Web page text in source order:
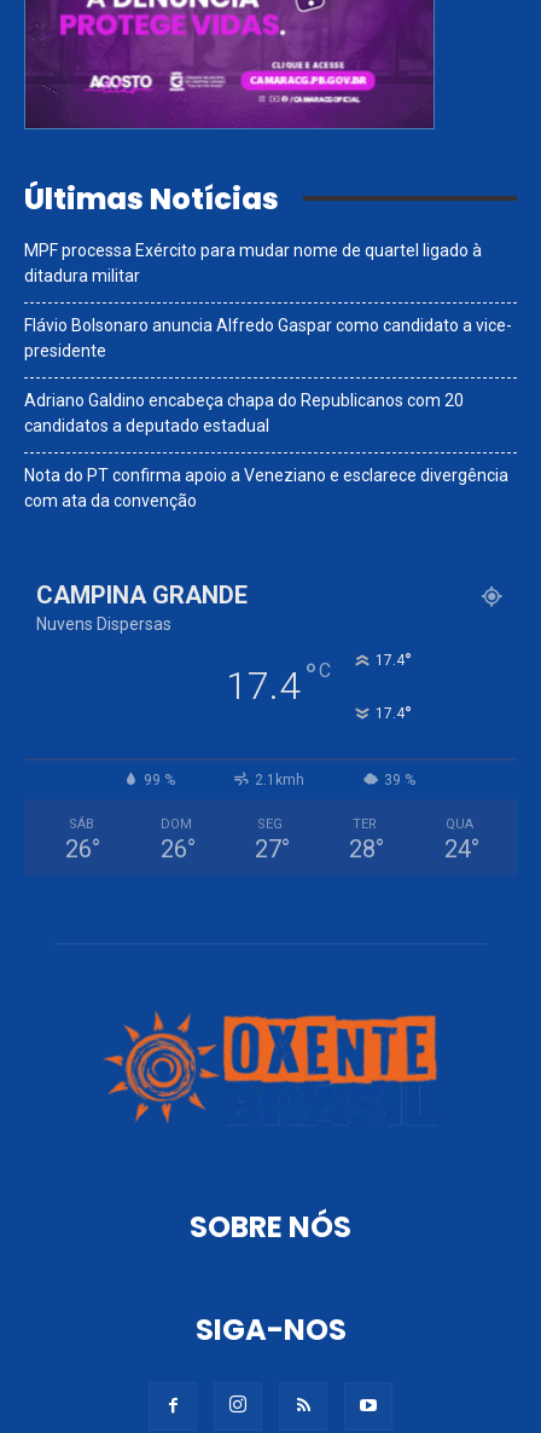
Últimas Notícias
MPF processa Exército para mudar nome de quartel ligado à
ditadura militar
Flávio Bolsonaro anuncia Alfredo Gaspar como candidato a vice-
presidente
Adriano Galdino encabeça chapa do Republicanos com 20
candidatos a deputado estadual
Nota do PT confirma apoio a Veneziano e esclarece divergência
com ata da convenção
CAMPINA GRANDE
Nuvens Dispersas
17.4°C 17.4°
17.4°
99 % 2.1kmh 39 %
SÁB
26°
DOM
26°
SEG
27°
TER
28°
QUA
24°
SOBRE NÓS
SIGA-NOS